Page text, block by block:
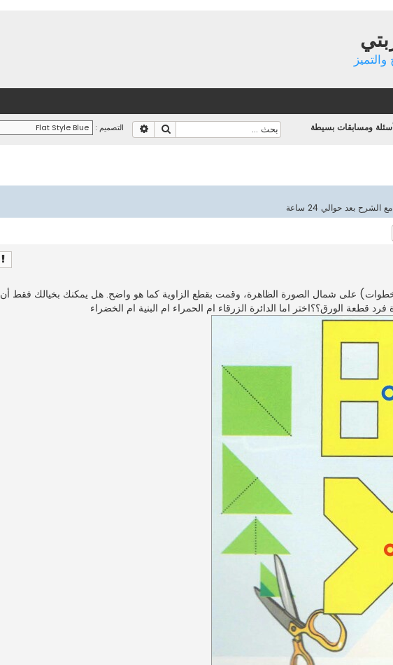
ومسابقات بسيطة التصميم : بحث بحث متقدم
بعد حوالي 24 ساعة
على شمال الصورة الظاهرة، وقمت بقطع الزاوية كما هو واضح. هل يمكنك بخيالك فقط أن
الورق؟؟اختر اما الدائرة الزرقاء ام الحمراء ام البنية ام الخضراء